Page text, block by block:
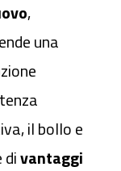
,
una
il bollo e
vantaggi